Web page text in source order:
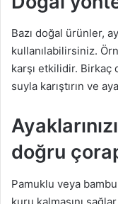
Bazı doğal ürünler,
kullanılabilirsiniz.
karşı etkilidir. Birkaç
suyla karıştırın ve
doğru
Pamuklu veya